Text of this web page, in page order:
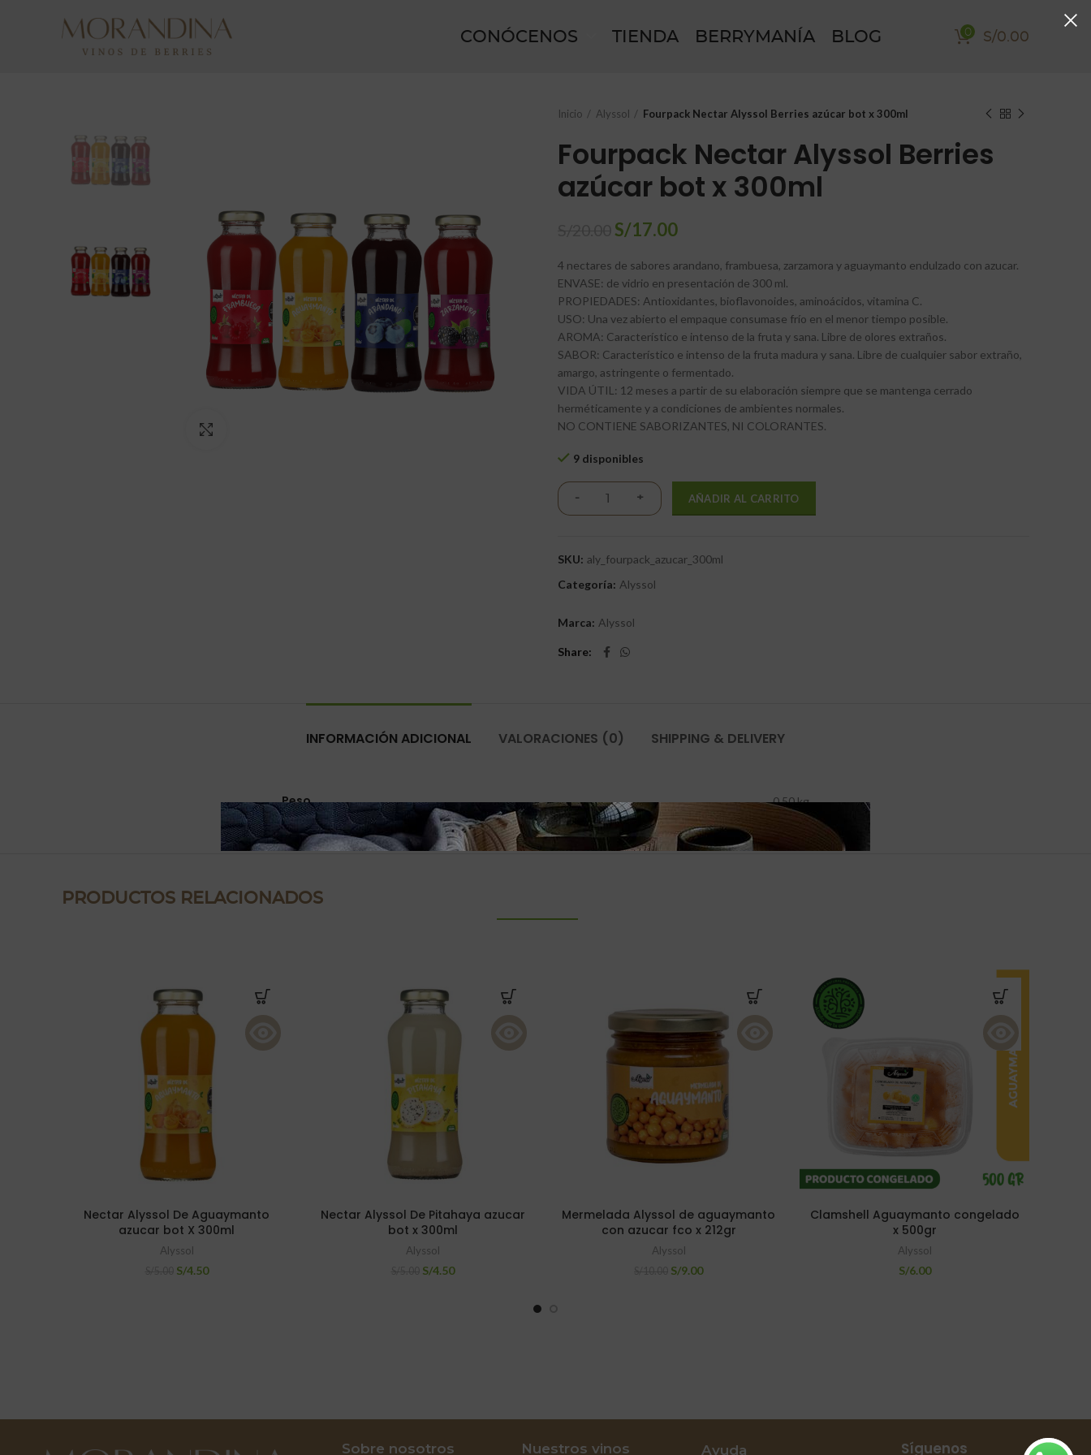
CONÓCENOS TIENDA BERRYMANÍA BLOG 0 S/0.00
Inicio Alyssol Fourpack Nectar Alyssol Berries azúcar bot x 300ml
Fourpack Nectar Alyssol Berries
azúcar bot x 300ml
S/17.00
4 nectares de sabores arandano, frambuesa, zarzamora y aguaymanto endulzado con azucar.
ENVASE: de vidrio en presentación de 300 ml.
PROPIEDADES: Antioxidantes, bioflavonoides, aminoácidos, vitamina C.
USO: Una vez abierto el empaque consumase frío en el menor tiempo posible.
AROMA: Característico e intenso de la fruta y sana. Libre de olores extraños.
SABOR: Característico e intenso de la fruta madura y sana. Libre de cualquier sabor extraño,
amargo, astringente o fermentado.
VIDA ÚTIL: 12 meses a partir de su elaboración siempre que se mantenga cerrado
herméticamente y a condiciones de ambientes normales.
NO CONTIENE SABORIZANTES, NI COLORANTES.
9 disponibles
AÑADIR AL CARRITO
SKU: aly_fourpack_azucar_300ml
Categoría: Alyssol
Marca: Alyssol
Share
INFORMACIÓN ADICIONAL VALORACIONES (0) SHIPPING & DELIVERY
Peso 0.50 kg
PRODUCTOS RELACIONADOS
Nectar Alyssol De Aguaymanto
azucar bot X 300ml
Alyssol
S/4.50
Nectar Alyssol De Pitahaya azucar
bot x 300ml
Alyssol
S/4.50
Mermelada Alyssol de aguaymanto
con azucar fco x 212gr
Alyssol
S/9.00
Clamshell Aguaymanto congelado
x 500gr
Alyssol
S/6.00
Sobre nosotros Nuestros vinos Ayuda Síguenos